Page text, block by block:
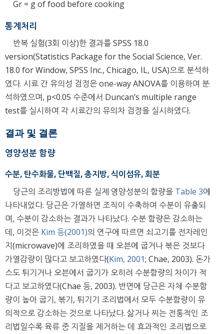
Gr = g of food before cooking
통계처리
반복 실험(3회 이상)한 결과를 SPSS 18.0
version(Statistics Package for the Social Science, Ver.
18.0 for Window, SPSS Inc., Chicago, IL, USA)으로 분석하
였다. 시료 간 유의성 검정은 one-way ANOVA를 이용하여 분
석하였으며, p<0.05 수준에서 Duncan’s multiple range
test를 실시하여 각 시료간의 유의차 검정을 실시하였다.
결과 및 결론
영양성분 함량
수분, 탄수화물, 단백질, 총지방, 식이섬유, 회분
당근의 조리방법에 따른 실제 영양성분의 함량을 Table 3에
나타내었다. 당근은 가열하면 조직이 수축하여 수분이 유출되
며, 수분이 감소하는 결과가 나타났다. 수분 함량은 감소하는
데, 이것은 Kim 등(2001)의 연구에 따르면 쇠고기를 전자레인
지(microwave)에 조리하였을 때 오븐에 굽거나 볶은 것보다
가열감량이 많다고 보고하였다(Kim, 2001; Chae, 2003). 돈가
스도 튀기거나 오븐에서 굽기가 오히려 수분함량의 차이가 적
다고 보고하였다(Chae 등, 2003). 반면에 당근은 자체 수분함
량이 높아 굽기, 볶기, 튀기기 조리법에서 모두 수분함량이 유
의적으로 감소하는 것으로 나타났다. 삶거나 찌는 전통적인 조
리법일수록 육류 중 지질을 제거하는 데 효과적인 조리법으로